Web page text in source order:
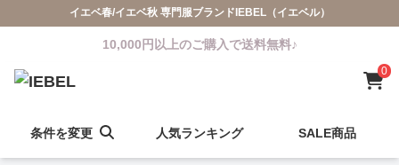
イエベ春/イエベ秋 専門服ブランドIEBEL（イエベル）
10,000円以上のご購入で送料無料♪
0
条件を変更 人気ランキング SALE商品